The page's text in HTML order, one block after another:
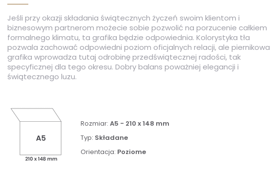
Rozmiar: A5 - 210 x 148 mm
Typ: Składane
Orientacja: Poziome
Jeśli przy okazji składania świątecznych życzeń swoim klientom i
biznesowym partnerom możecie sobie pozwolić na porzucenie całkiem
formalnego klimatu, ta grafika będzie odpowiednia. Kolorystyka tła
pozwala zachować odpowiedni poziom oficjalnych relacji, ale piernikowa
grafika wprowadza tutaj odrobinę przedświątecznej radości, tak
specyficznej dla tego okresu. Dobry balans poważniej elegancji i
świątecznego luzu.